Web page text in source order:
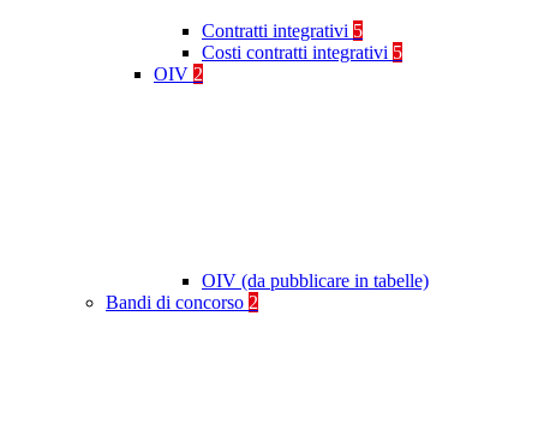
Contratti integrativi 5
Costi contratti integrativi 5
OIV 2
OIV (da pubblicare in tabelle)
Bandi di concorso 2